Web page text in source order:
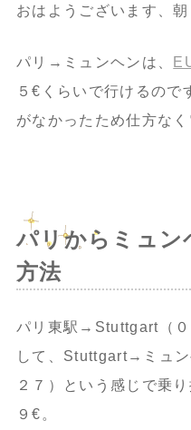
おはようございます、
パリ→ミュンヘンは、
５€くらいで行けるので
がなかったため仕方なく
パリからミュン
方法
パリ東駅→Stuttgart（０
して、Stuttgart→ミュン
２７）という感じで乗
９€。